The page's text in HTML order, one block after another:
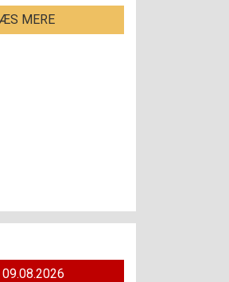
MERE
Fra 09.08.2026